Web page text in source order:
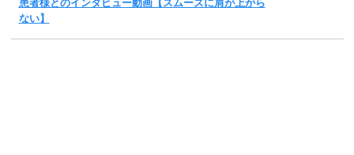
患者様とのインタビュー動画【スムーズに肩が上がら
ない】